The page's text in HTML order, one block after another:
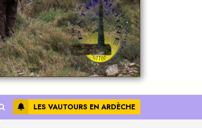
LES VAUTOURS EN ARDÈCHE